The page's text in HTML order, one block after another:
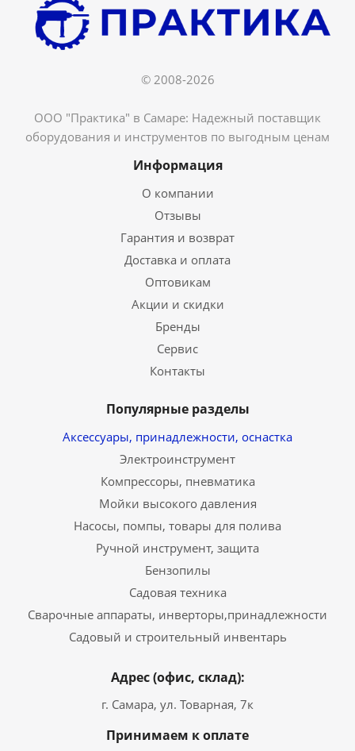
© 2008-2026
ООО "Практика" в Самаре: Надежный поставщик
оборудования и инструментов по выгодным ценам
Информация
О компании
Отзывы
Гарантия и возврат
Доставка и оплата
Оптовикам
Акции и скидки
Бренды
Сервис
Контакты
Популярные разделы
Аксессуары, принадлежности, оснастка
Электроинструмент
Компрессоры, пневматика
Мойки высокого давления
Насосы, помпы, товары для полива
Ручной инструмент, защита
Бензопилы
Садовая техника
Сварочные аппараты, инверторы,принадлежности
Садовый и строительный инвентарь
Адрес (офис, склад):
г. Самара, ул. Товарная, 7к
Принимаем к оплате